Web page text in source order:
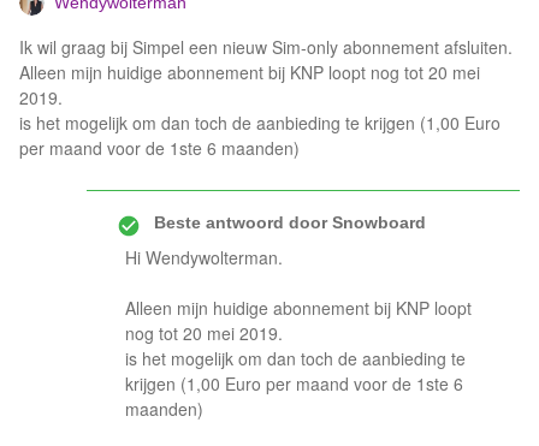
Ik wil graag bij Simpel een nieuw Sim-only abonnement afsluiten.
Alleen mijn huidige abonnement bij KNP loopt nog tot 20 mei
2019.
is het mogelijk om dan toch de aanbieding te krijgen (1,00 Euro
per maand voor de 1ste 6 maanden)
Beste antwoord doorSnowboard
Hi Wendywolterman.
Alleen mijn huidige abonnement bij KNP loopt
nog tot 20 mei 2019.
is het mogelijk om dan toch de aanbieding te
krijgen (1,00 Euro per maand voor de 1ste 6
maanden)